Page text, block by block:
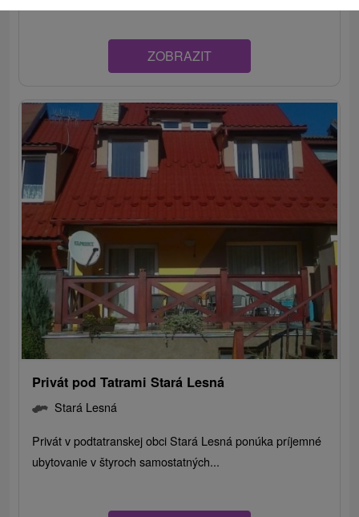
ZOBRAZIT
Privát pod Tatrami Stará Lesná
Stará Lesná
Privát v podtatranskej obci Stará Lesná ponúka príjemné
ubytovanie v štyroch samostatných...